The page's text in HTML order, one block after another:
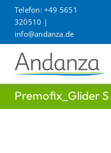
Zum
Inhalt
springen
Telefon: +49 5651
320510 |
info@andanza.de
Unternehmen
Premofix_Glider S